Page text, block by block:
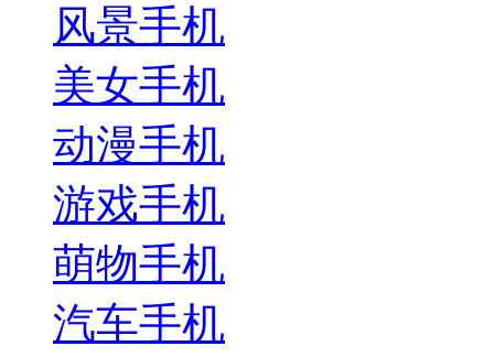
风景手机
美女手机
动漫手机
游戏手机
萌物手机
汽车手机